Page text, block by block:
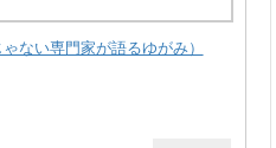
ない専門家が語るゆがみ）